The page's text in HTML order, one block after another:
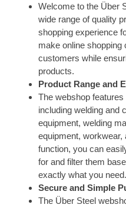
Welcome to the Über
wide range of quality
shopping experience
make online shopping
customers while
products.
Product Range and
The webshop
including welding and
equipment, welding
equipment,
function, you can
for and filter them
exactly what you need.
Secure and Simple
The Über Steel